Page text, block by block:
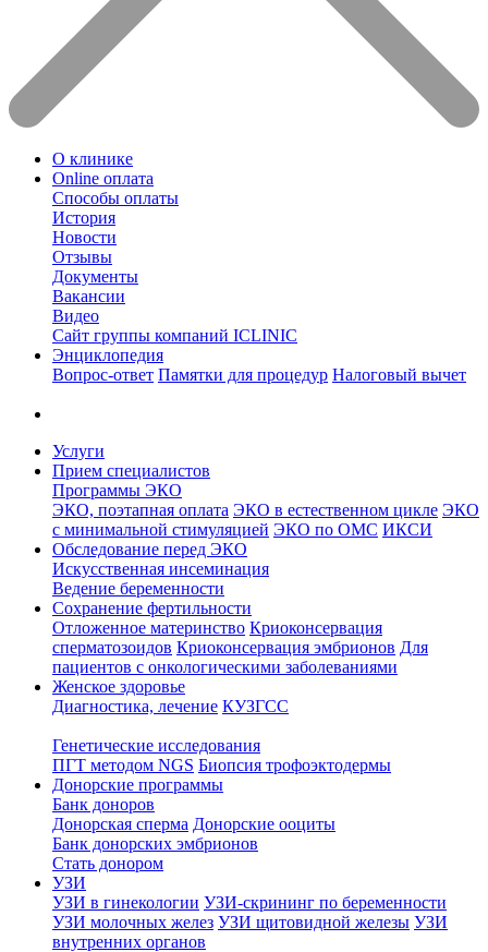
О клинике
Online оплата
Способы оплаты
История
Новости
Отзывы
Документы
Вакансии
Видео
Сайт группы компаний ICLINIC
Энциклопедия
Вопрос-ответ Памятки для процедур Налоговый вычет
Услуги
Прием специалистов
Программы ЭКО
ЭКО, поэтапная оплата ЭКО в естественном цикле ЭКО
с минимальной стимуляцией ЭКО по ОМС ИКСИ
Обследование перед ЭКО
Искусственная инсеминация
Ведение беременности
Сохранение фертильности
Отложенное материнство Криоконсервация
сперматозоидов Криоконсервация эмбрионов Для
пациентов с онкологическими заболеваниями
Женское здоровье
Диагностика, лечение КУЗГСС
Генетические исследования
ПГТ методом NGS Биопсия трофоэктодермы
Донорские программы
Банк доноров
Донорская сперма Донорские ооциты
Банк донорских эмбрионов
Стать донором
УЗИ
УЗИ в гинекологии УЗИ-скрининг по беременности
УЗИ молочных желез УЗИ щитовидной железы УЗИ
внутренних органов